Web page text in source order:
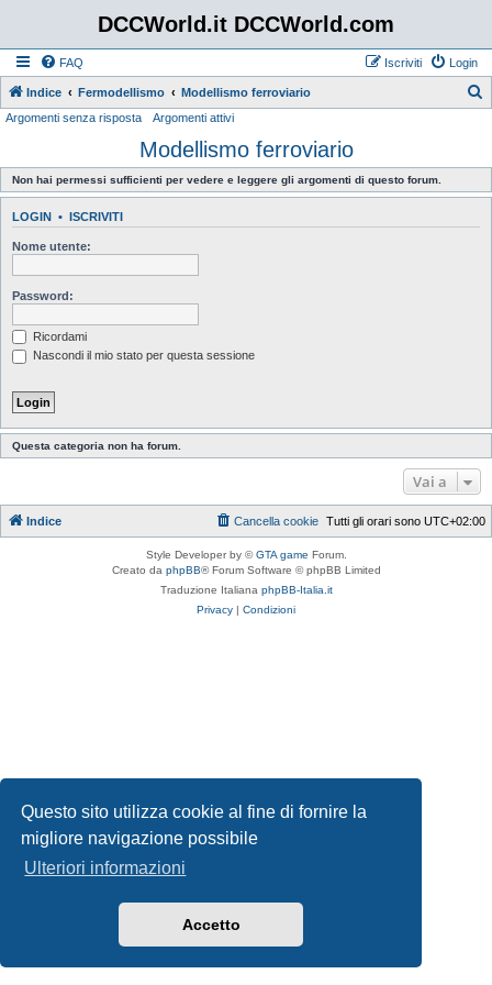
Questo sito utilizza cookie al fine di fornire la
migliore navigazione possibile
Ulteriori informazioni
Accetto
DCCWorld.it DCCWorld.com
FAQ Login
Iscriviti
Indice Fermodellismo Modellismo ferroviario
c
a
Argomenti senza risposta Argomenti attivi
Modellismo ferroviario
Non hai permessi sufficienti per vedere e leggere gli argomenti di questo forum.
LOGIN • ISCRIVITI
Nome utente:
Password:
Ricordami
Nascondi il mio stato per questa sessione
Questa categoria non ha forum.
Vai a
Indice Tutti gli orari sono UTC+02:00
Cancella cookie
Style Developer by ©GTA game Forum.
Creato da phpBB® Forum Software © phpBB Limited
Traduzione Italiana phpBB-Italia.it
Privacy | Condizioni